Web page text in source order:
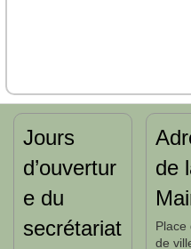
Jours
d’ouvertur
e du
secrétariat
de
Place
de